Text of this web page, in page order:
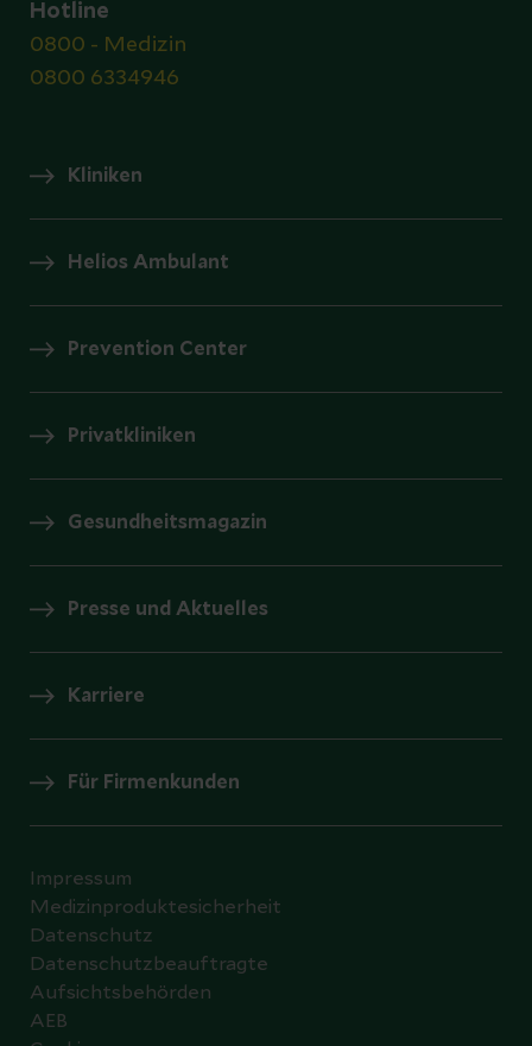
Hotline
0800 - Medizin
0800 6334946
Kliniken
Helios Ambulant
Prevention Center
Privatkliniken
Gesundheitsmagazin
Presse und Aktuelles
Karriere
Für Firmenkunden
Impressum
Medizinproduktesicherheit
Datenschutz
Datenschutzbeauftragte
Aufsichtsbehörden
AEB